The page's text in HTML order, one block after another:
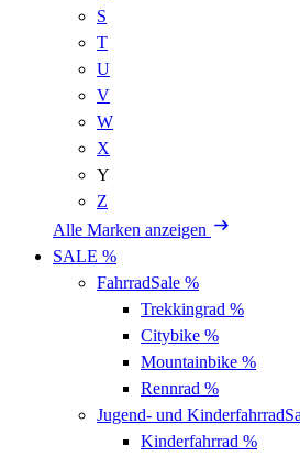
S
T
U
V
W
X
Y
Z
Alle Marken anzeigen
SALE %
FahrradSale %
Trekkingrad %
Citybike %
Mountainbike %
Rennrad %
Jugend- und Kinderfahrrad
Kinderfahrrad %